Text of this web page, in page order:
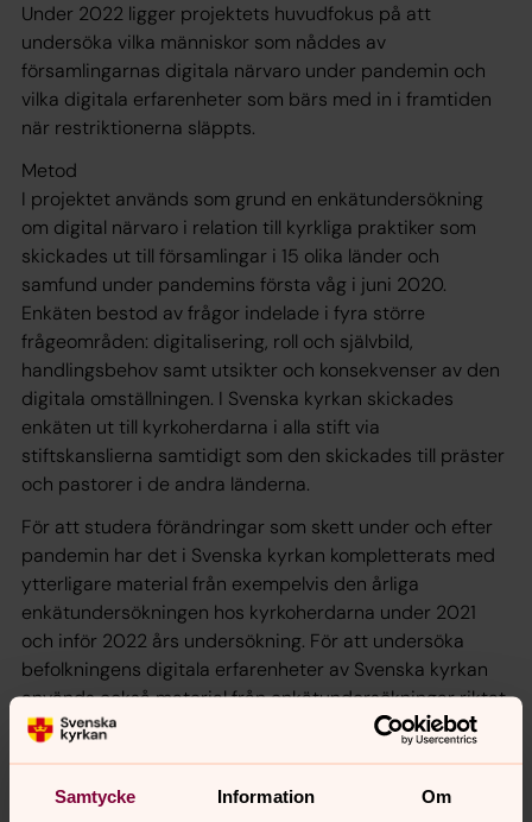
Samtycke Information Om
Under 2022 ligger projektets huvudfokus på att
undersöka vilka människor som nåddes av
församlingarnas digitala närvaro under pandemin och
vilka digitala erfarenheter som bärs med in i framtiden
när restriktionerna släppts.
Metod
I projektet används som grund en enkätundersökning
om digital närvaro i relation till kyrkliga praktiker som
skickades ut till församlingar i 15 olika länder och
samfund under pandemins första våg i juni 2020.
Enkäten bestod av frågor indelade i fyra större
frågeområden: digitalisering, roll och självbild,
handlingsbehov samt utsikter och konsekvenser av den
digitala omställningen. I Svenska kyrkan skickades
enkäten ut till kyrkoherdarna i alla stift via
stiftskanslierna samtidigt som den skickades till präster
och pastorer i de andra länderna.
För att studera förändringar som skett under och efter
pandemin har det i Svenska kyrkan kompletterats med
ytterligare material från exempelvis den årliga
enkätundersökningen hos kyrkoherdarna under 2021
och inför 2022 års undersökning. För att undersöka
befolkningens digitala erfarenheter av Svenska kyrkan
används också material från enkätundersökningar riktat
till ett slumpmässigt utvald del av befolkningen under
Organisation